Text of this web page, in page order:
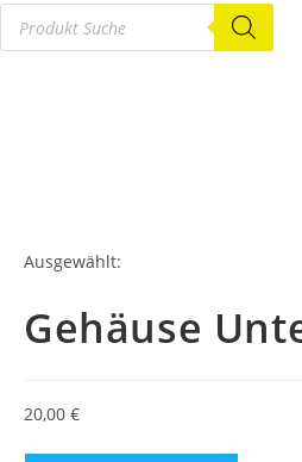
Ausgewählt:
Gehäuse
20,00 €